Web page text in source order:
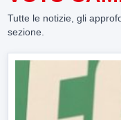
Tutte le notizie, gli
sezione.